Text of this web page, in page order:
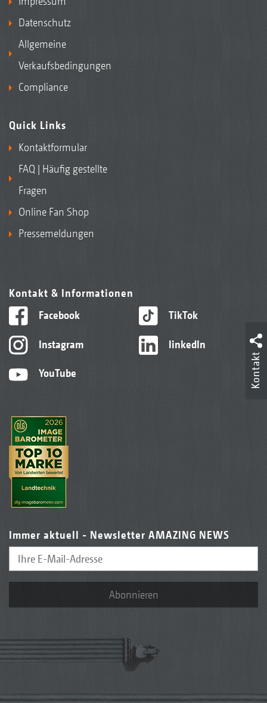
Datenschutz
Allgemeine
Verkaufsbedingungen
Compliance
Quick Links
Kontaktformular
FAQ | Häufig gestellte
Fragen
Online Fan Shop
Pressemeldungen
Kontakt & Informationen
Facebook
Instagram
YouTube
TikTok
linkedIn
Immer aktuell - Newsletter AMAZING NEWS
Abonnieren
Kontakt